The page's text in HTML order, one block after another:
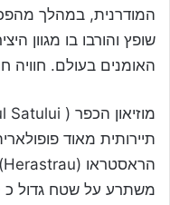
האומנים בעולם. חוויה
תיירותית מאוד